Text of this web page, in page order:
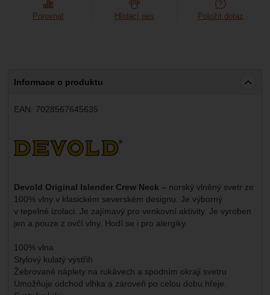
Porovnat Hlídací pes Položit dotaz
Informace o produktu
EAN: 7028567645635
Devold Original Islender Crew Neck – norský vlněný svetr ze
100% vlny v klasickém severském designu. Je výborný
v tepelné izolaci. Je zajímavý pro venkovní aktivity. Je vyroben
jen a pouze z ovčí vlny. Hodí se i pro alergiky.
100% vlna
Stylový kulatý výstřih
Žebrované náplety na rukávech a spodním okraji svetru
Umožňuje odchod vlhka a zároveň po celou dobu hřeje.